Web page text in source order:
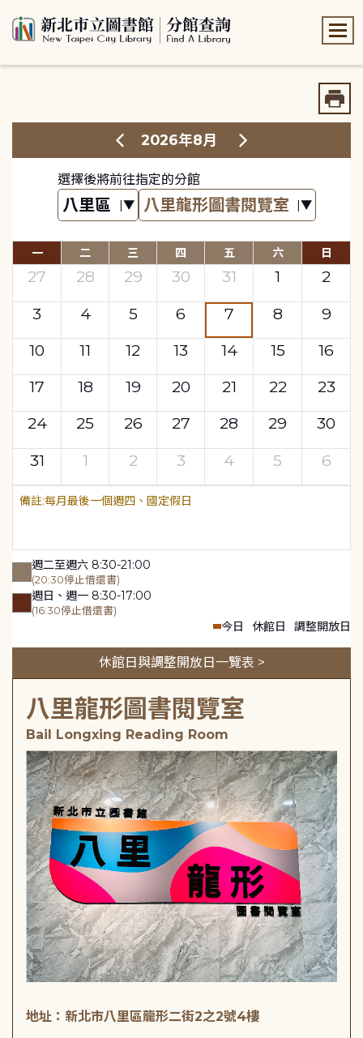
2026年8月
選擇後將前往指定的分館
一 二 三 四 五 六 日
27 28 29 30 31 1
2
3
4 5 6 7 8
9
10
11 12 13 14 15
16
17
18 19 20 21 22
23
24
25 26 27 28 29
30
31
1 2 3 4 5 6
每月最後一個週四、國定假日
週二至週六 8:30-21:00
(20:30停止借還書)
週日、週一 8:30-17:00
(16:30停止借還書)
今日 休館日 調整開放日
休館日與調整開放日一覽表 >
八里龍形圖書閱覽室
Bail Longxing Reading Room
地址：新北市八里區龍形二街2之2號4樓